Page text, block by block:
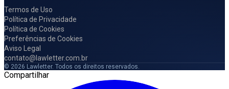
Termos de Uso
Política de Privacidade
Política de Cookies
Preferências de Cookies
Aviso Legal
contato@lawletter.com.br
© 2026 Lawletter. Todos os direitos reservados.
Compartilhar